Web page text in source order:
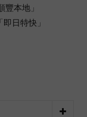
本地」
日特快」